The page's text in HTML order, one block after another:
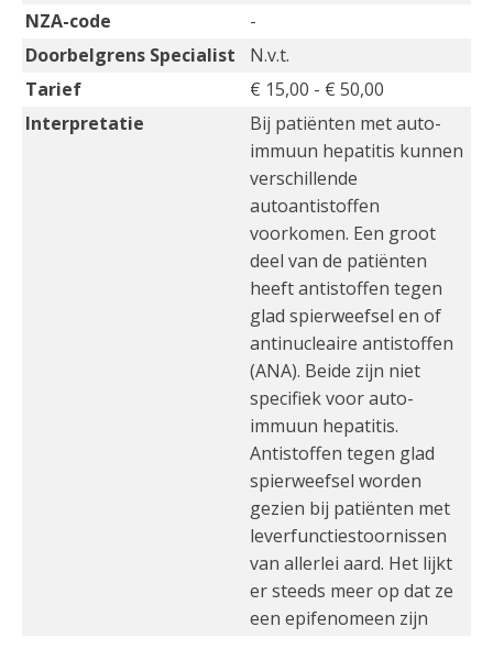
NZA-code
-
Doorbelgrens Specialist
N.v.t.
Tarief
€ 15,00 - € 50,00
Interpretatie
Bij patiënten met auto-
immuun hepatitis kunnen
verschillende
autoantistoffen
voorkomen. Een groot
deel van de patiënten
heeft antistoffen tegen
glad spierweefsel en of
antinucleaire antistoffen
(ANA). Beide zijn niet
specifiek voor auto-
immuun hepatitis.
Antistoffen tegen glad
spierweefsel worden
gezien bij patiënten met
leverfunctiestoornissen
van allerlei aard. Het lijkt
er steeds meer op dat ze
een epifenomeen zijn